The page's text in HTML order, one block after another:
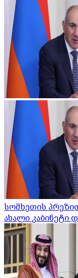
სომხეთის
ახალი კაბინეტი